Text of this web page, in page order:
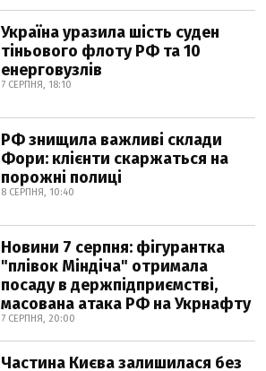
Україна уразила шість суден
тіньового флоту РФ та 10
енерговузлів
7 СЕРПНЯ, 18:10
РФ знищила важливі склади
Фори: клієнти скаржаться на
порожні полиці
8 СЕРПНЯ, 10:40
Новини 7 серпня: фігурантка
"плівок Міндіча" отримала
посаду в держпідприємстві,
масована атака РФ на Укрнафту
7 СЕРПНЯ, 20:00
Частина Києва залишилася без